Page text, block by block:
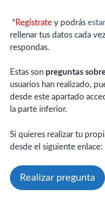
* Regístrate y podrás
rellenar tus datos cada
respondas.
Estas son preguntas
usuarios han realizado,
desde este apartado
la parte inferior.
Si quieres realizar tu
desde el siguiente enlace:
Realizar pregunta